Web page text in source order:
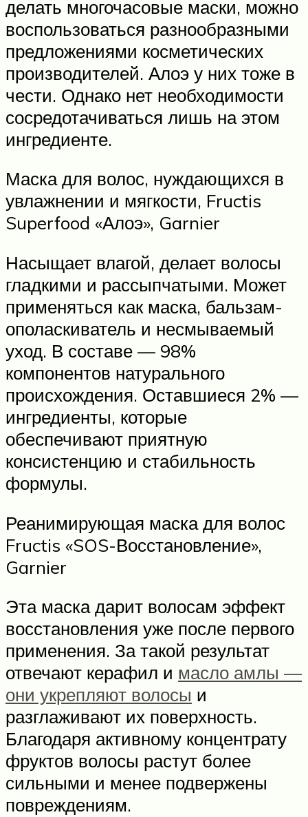
делать многочасовые маски, можно
воспользоваться разнообразными
предложениями косметических
производителей. Алоэ у них тоже в
чести. Однако нет необходимости
сосредотачиваться лишь на этом
ингредиенте.
Маска для волос, нуждающихся в
увлажнении и мягкости, Fructis
Superfood «Алоэ», Garnier
Насыщает влагой, делает волосы
гладкими и рассыпчатыми. Может
применяться как маска, бальзам-
ополаскиватель и несмываемый
уход. В составе — 98%
компонентов натурального
происхождения. Оставшиеся 2% —
ингредиенты, которые
обеспечивают приятную
консистенцию и стабильность
формулы.
Реанимирующая маска для волос
Fructis «SOS-Восстановление»,
Garnier
Эта маска дарит волосам эффект
восстановления уже после первого
применения. За такой результат
отвечают керафил и масло амлы —
они укрепляют волосы и
разглаживают их поверхность.
Благодаря активному концентрату
фруктов волосы растут более
сильными и менее подвержены
повреждениям.